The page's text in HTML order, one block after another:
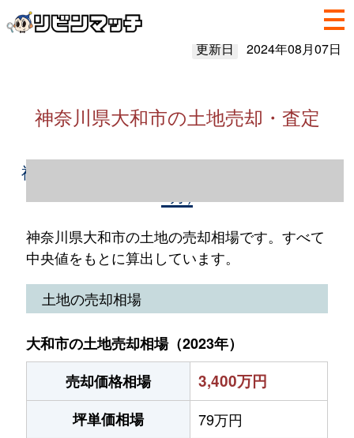
更新日 2024年08月07日
神奈川県大和市の土地売却・査定
神奈川県大和市の土地売却情報（2023年1～
神奈川県大和市の土地の売却相場です。すべて
中央値をもとに算出しています。
土地の売却相場
大和市の土地売却相場（2023年）
売却価格相場
3,400万円
坪単価相場
79万円